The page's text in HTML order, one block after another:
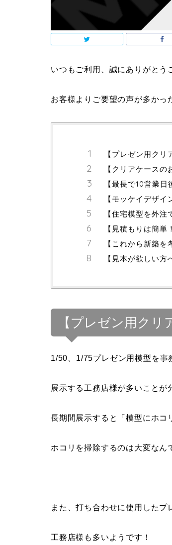
いつもご利用、誠にありがとう
お客様よりご要望の声が多かっ
【プレゼン用クリ
【クリアケースの
【最長で10営業
【モッケイデザ
【住宅模型を外注
【見積もりは簡単
【これから新築
【見本が欲しい方
【プレゼン用クリ
1/50、1/75プレゼン用模型を事
展示する工務店様が多いことが
長期間展示すると「模型にホコ
ホコリを掃除するのは大変なん
また、打ち合わせに使用したプ
工務店様も多いようです！